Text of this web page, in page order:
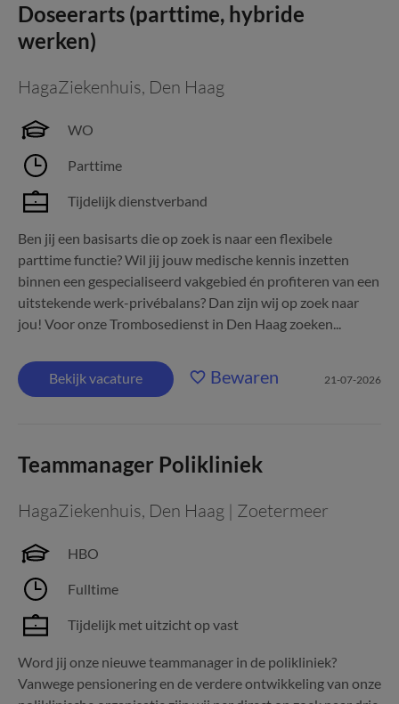
Doseerarts (parttime, hybride
werken)
HagaZiekenhuis, Den Haag
WO
Parttime
Tijdelijk dienstverband
Ben jij een basisarts die op zoek is naar een flexibele
parttime functie? Wil jij jouw medische kennis inzetten
binnen een gespecialiseerd vakgebied én profiteren van een
uitstekende werk-privébalans? Dan zijn wij op zoek naar
jou! Voor onze Trombosedienst in Den Haag zoeken...
Bekijk vacature Bewaren 21-07-2026
Teammanager Polikliniek
HagaZiekenhuis, Den Haag | Zoetermeer
HBO
Fulltime
Tijdelijk met uitzicht op vast
Word jij onze nieuwe teammanager in de polikliniek?
Vanwege pensionering en de verdere ontwikkeling van onze